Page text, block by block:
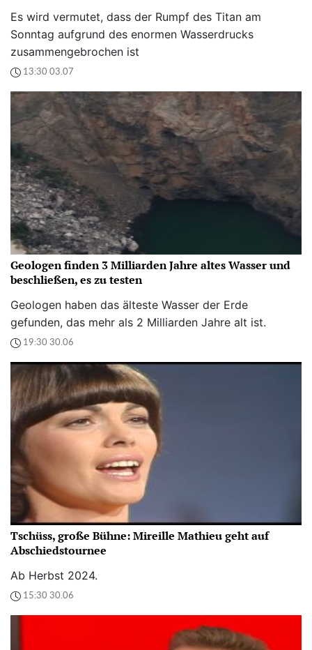
Es wird vermutet, dass der Rumpf des Titan am
Sonntag aufgrund des enormen Wasserdrucks
zusammengebrochen ist
13:30 03.07
Geologen finden 3 Milliarden Jahre altes Wasser und
beschließen, es zu testen
Geologen haben das älteste Wasser der Erde
gefunden, das mehr als 2 Milliarden Jahre alt ist.
19:30 30.06
Tschüss, große Bühne: Mireille Mathieu geht auf
Abschiedstournee
Ab Herbst 2024.
15:30 30.06